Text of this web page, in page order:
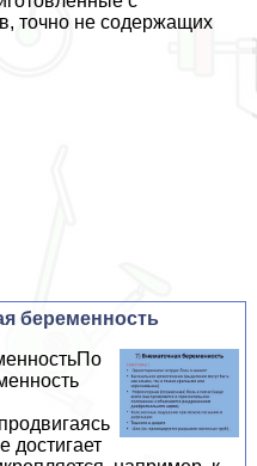
точно не содержащих
беременность
достигает